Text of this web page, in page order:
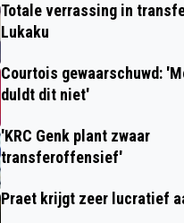
Totale verrassing in
Lukaku
Courtois gewaarschuwd:
duldt dit niet'
'KRC Genk plant zwaar
transferoffensief'
Praet krijgt zeer lucratief